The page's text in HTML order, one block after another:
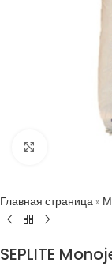
Главная страница »
SEPLITE